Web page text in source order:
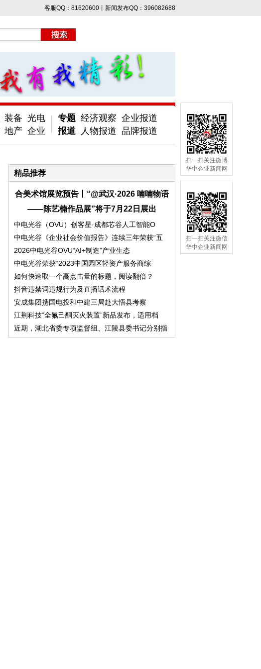
客服QQ：81620600丨新闻发布QQ：396082688
装备 光电
地产 企业
专题
报道
经济观察 企业报道
人物报道 品牌报道
扫一扫关注微博
华中企业新闻网
扫一扫关注微信
华中企业新闻网
精品推荐
合美术馆展览预告丨“@武汉·2026 喃喃物语
——陈艺楠作品展”将于7月22日展出
中电光谷（OVU）创客星·成都芯谷人工智能O
中电光谷《企业社会价值报告》连续三年荣获“五
2026中电光谷OVU“AI+制造”产业生态
中电光谷荣获“2023中国园区轻资产服务商综
如何快速取一个高点击量的标题，阅读翻倍？
抖音违禁词违规行为及直播话术流程
安成集团携国电投和中建三局赴大悟县考察
江荆科技“全氟己酮灭火装置”新品发布，适用档
近期，湖北省委专项监督组、江陵县委书记分别指